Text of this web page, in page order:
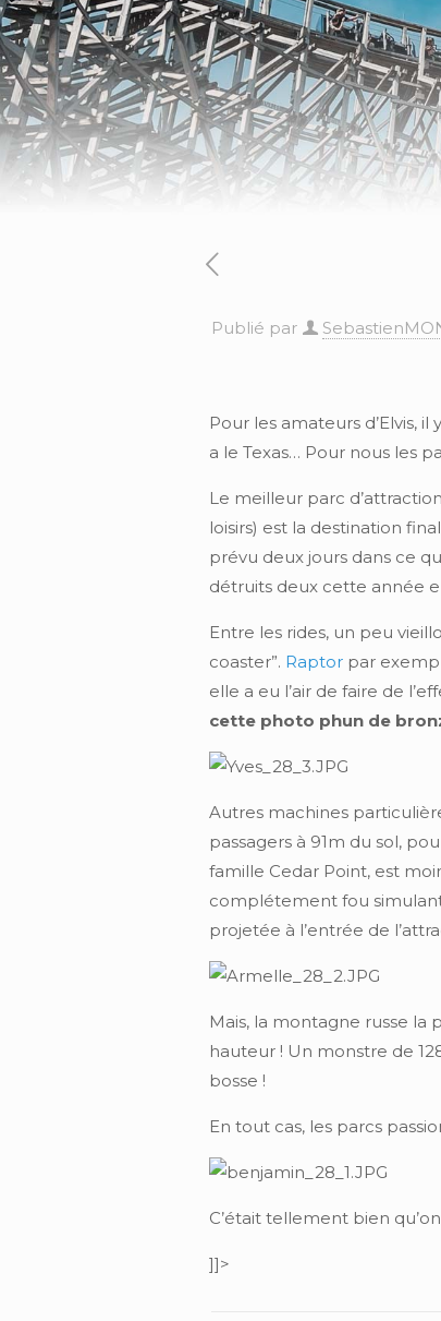
Publié par
Pour les amateurs d’Elvis,
a le Texas… Pour nous les
Le meilleur parc
loisirs) est la destination
prévu deux jours dans ce
détruits deux cette année
Entre les rides, un peu
coaster”. Raptorpar
elle a eu l’air de faire de
cette photo phun de
Autres machines
passagers à 91m du sol,
famille Cedar Point, est
complétement fou
projetée à l’entrée de
Mais, la montagne russe la
hauteur ! Un monstre de
bosse !
En tout cas, les parcs
C’était tellement bien
]]>